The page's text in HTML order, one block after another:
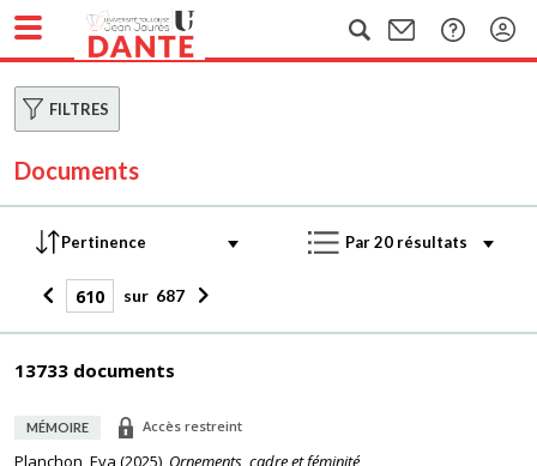
FILTRES
Documents
sur 687
13733 documents
MÉMOIRE Accès restreint
Planchon, Eva (2025), Ornements, cadre et féminité